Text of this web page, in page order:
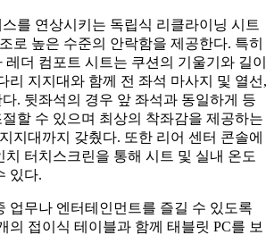
를 연상시키는 독립식 리클라이닝 시트
로 높은 수준의 안락함을 제공한다. 특히
레더 컴포트 시트는 쿠션의 기울기와 길이
리 지지대와 함께 전 좌석 마사지 및 열선,
. 뒷좌석의 경우 앞 좌석과 동일하게 등
할 수 있으며 최상의 착좌감을 제공하는
지대까지 갖췄다. 또한 리어 센터 콘솔에
치 터치스크린을 통해 시트 및 실내 온도
있다.
업무나 엔터테인먼트를 즐길 수 있도록
의 접이식 테이블과 함께 태블릿 PC를 보